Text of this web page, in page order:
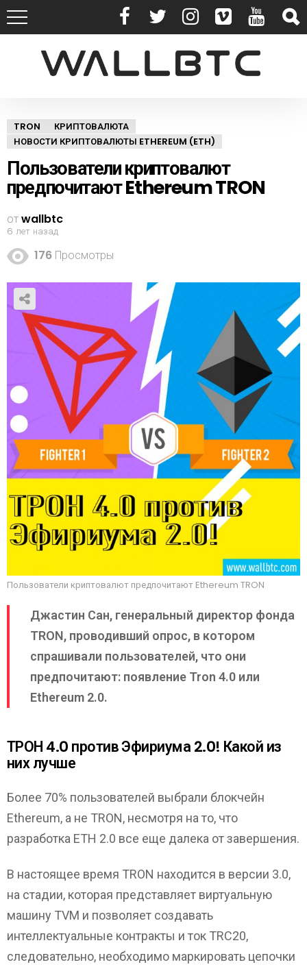
TRON
КРИПТОВАЛЮТА
НОВОСТИ КРИПТОВАЛЮТЫ ETHEREUM (ETH)
Пользователи криптовалют
предпочитают Ethereum TRON
отwallbtc
6 лет назад
176 Просмотры
Пользователи криптовалют предпочитают Ethereum TRON
Джастин Сан, генеральный директор фонда
TRON, проводивший опрос, в котором
спрашивали пользователей, что они
предпочитают: появление Tron 4.0 или
Ethereum 2.0.
ТРОН 4.0 против Эфириума 2.0! Какой из
них лучше
Более 70% пользователей выбрали блокчейн
Ethereum, а не TRON, несмотря на то, что
разработка ETH 2.0 все еще далека от завершения.
В настоящее время TRON находится в версии 3.0,
на стадии, которая представляет виртуальную
машину TVM и позволяет создавать
интеллектуальные контракты и ток TRC20,
следовательно, необходимо маркировать цепочки